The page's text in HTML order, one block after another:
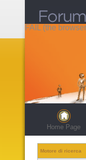
FAIL (the
Home Page
Motore di ricerca